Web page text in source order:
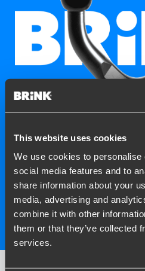
This website uses cookies
We use cookies to
social media features and to
share information about your
media, advertising and
combine it with other
them or that they’ve collected
services.
Zapisz się do
Czy chcesz być na bieżąco z
Następnie zapisz się do
Rejestrować